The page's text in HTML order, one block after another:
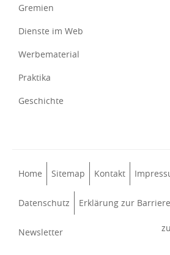
Gremien
Dienste im Web
Werbematerial
Praktika
Geschichte
Home Sitemap Kontakt
Datenschutz Erklärung zur
Newsletter